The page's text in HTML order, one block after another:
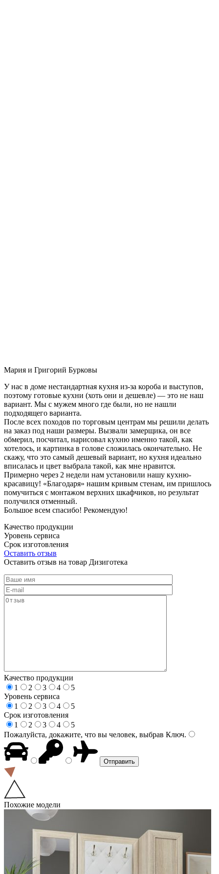
Мария и Григорий Бурковы
У нас в доме нестандартная кухня из-за короба и выступов,
поэтому готовые кухни (хоть они и дешевле) — это не наш
вариант. Мы с мужем много где были, но не нашли
подходящего варианта.
После всех походов по торговым центрам мы решили делать
на заказ под наши размеры. Вызвали замерщика, он все
обмерил, посчитал, нарисовал кухню именно такой, как
хотелось, и картинка в голове сложилась окончательно. Не
скажу, что это самый дешевый вариант, но кухня идеально
вписалась и цвет выбрала такой, как мне нравится.
Примерно через 2 недели нам установили нашу кухню-
красавицу! «Благодаря» нашим кривым стенам, им пришлось
помучиться с монтажом верхних шкафчиков, но результат
получился отменный.
Большое всем спасибо! Рекомендую!
Качество продукции
Уровень сервиса
Срок изготовления
Оставить отзыв
Оставить отзыв на товар Дизиготека
Качество продукции
1
2 3 4
5
Уровень сервиса
1
2 3 4
5
Срок изготовления
1
2 3 4
5
Пожалуйста, докажите, что вы человек, выбрав Ключ.
Похожие модели